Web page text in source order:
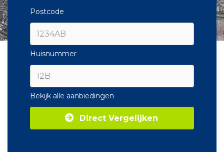
Postcode
Huisnummer
Bekijk alle aanbiedingen
Direct Vergelijken